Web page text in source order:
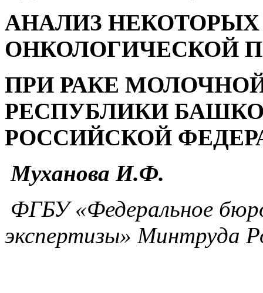
АНАЛИЗ
ОНКОЛОГИЧЕСКОЙ
ПРИ РАКЕ
РЕСПУБЛИКИ
РОССИЙСКОЙ
Муханова И.Ф.
ФГБУ «Федеральное
экспертизы» Минтруда